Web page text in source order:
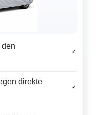
✓
direkte
✓